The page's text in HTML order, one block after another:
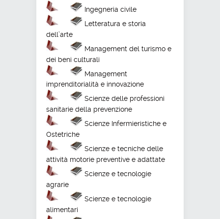
Ingegneria civile
Letteratura e storia
dell’arte
Management del turismo e
dei beni culturali
Management
imprenditorialità e innovazione
Scienze delle professioni
sanitarie della prevenzione
Scienze Infermieristiche e
Ostetriche
Scienze e tecniche delle
attività motorie preventive e adattate
Scienze e tecnologie
agrarie
Scienze e tecnologie
alimentari